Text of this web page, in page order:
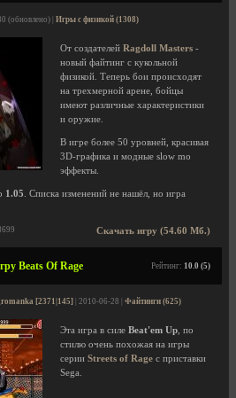
(обновлено) | Игры с физикой (1308)
От создателей Ragdoll Masters -
новый файтинг с кукольной
физикой. Теперь бои происходят
на трехмерной арене, бойцы
имеют различные характеристики
и оружие.
В игре более 50 уровней, красивая
3D-графика и модные slow mo
эффекты.
1.05 . Списка изменений не нашёл, но игра
Скачать игру (54.60 Мб.)
Beats Of Rage Рейтинг: 10.0 (5)
[2371|145] | 2010-06-28 | Файтинги (625)
Эта игра в силе Beat'em Up , по
стилю очень похожая на игры
серии Streets of Rage с приставки
Sega.